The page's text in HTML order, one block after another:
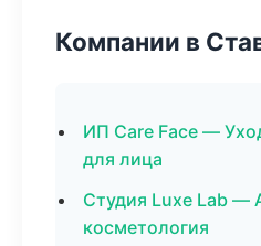
Компании в
ИП Care Face —
для лица
Студия Luxe Lab —
косметология